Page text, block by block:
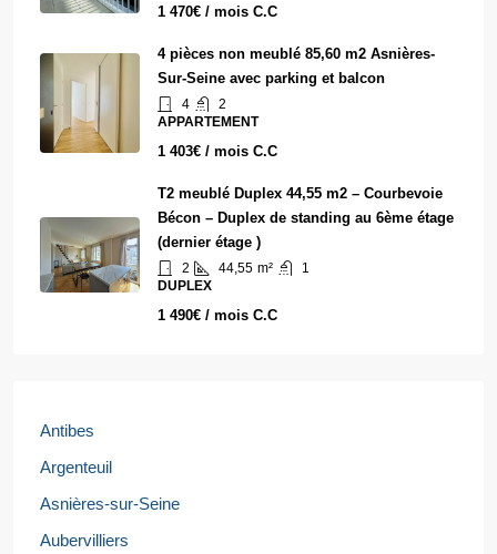
1 470€ / mois C.C
4 pièces non meublé 85,60 m2 Asnières-
Sur-Seine avec parking et balcon
4
2
APPARTEMENT
1 403€ / mois C.C
T2 meublé Duplex 44,55 m2 – Courbevoie
Bécon – Duplex de standing au 6ème étage
(dernier étage )
2 44,55 m²
1
DUPLEX
1 490€ / mois C.C
Antibes
Argenteuil
Asnières-sur-Seine
Aubervilliers